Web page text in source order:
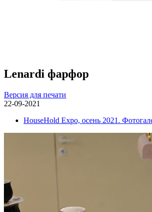
Lenardi фарфор
Версия для печати
22-09-2021
HouseHold Expo, осень 2021.